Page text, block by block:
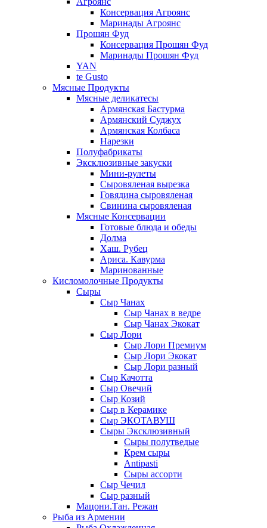
Консервация Агроянс
Маринады Агроянс
Прошян Фуд
Консервация Прошян Фуд
Маринады Прошян Фуд
YAN
te Gusto
Мясные Продукты
Мясные деликатесы
Армянская Бастурма
Армянский Суджух
Армянская Колбаса
Нарезки
Полуфабрикаты
Эксклюзивные закуски
Мини-рулеты
Сыровяленая вырезка
Говядина сыровяленая
Свинина сыровяленая
Мясные Консервации
Готовые блюда и обеды
Долма
Хаш. Рубец
Ариса. Кавурма
Маринованные
Кисломолочные Продукты
Сыры
Сыр Чанах
Сыр Чанах в ведре
Сыр Чанах Экокат
Сыр Лори
Сыр Лори Премиум
Сыр Лори Экокат
Сыр Лори разный
Сыр Качотта
Сыр Овечий
Сыр Козий
Сыр в Керамике
Сыр ЭКОТАВУШ
Сыры Эксклюзивный
Сыры полутведые
Крем сыры
Antipasti
Сыры ассорти
Сыр Чечил
Сыр разный
Мацони.Тан. Режан
Рыба из Армении